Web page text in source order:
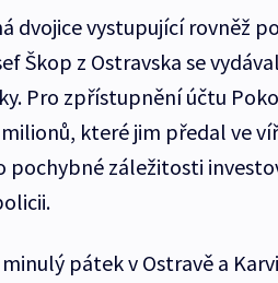
dvojice vystupující rovněž
Škop z Ostravska se
Pro zpřístupnění účtu
které jim předal ve
pochybné záležitosti
pátek v Ostravě a